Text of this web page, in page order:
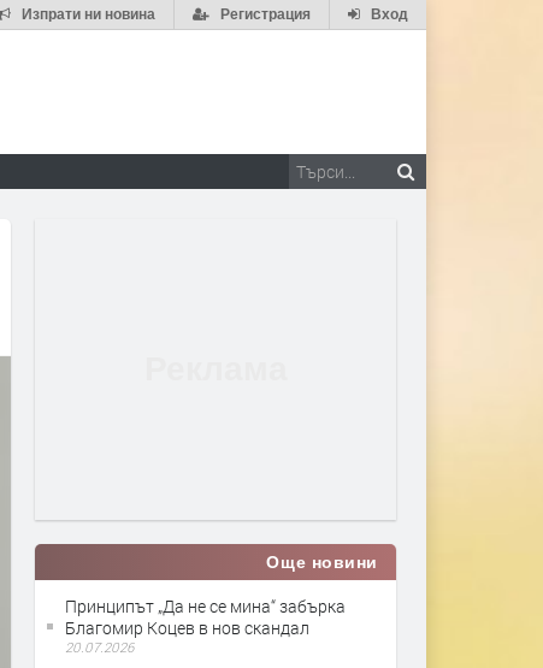
Вход
Регистрация
Изпрати ни новина
Още новини
Принципът „Да не се мина“ забърка
Благомир Коцев в нов скандал
20.07.2026